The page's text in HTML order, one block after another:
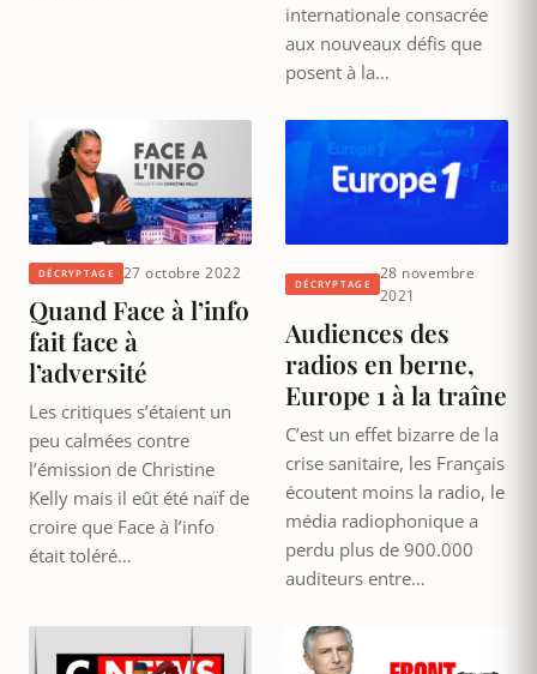
internationale consacrée
aux nouveaux défis que
posent à la…
DÉCRYPTAGE 27 octobre 2022
Quand Face à l’info
fait face à
l’adversité
Les critiques s’étaient un
peu calmées contre
l’émission de Christine
Kelly mais il eût été naïf de
croire que Face à l’info
était toléré…
DÉCRYPTAGE
28 novembre
2021
Audiences des
radios en berne,
Europe 1 à la traîne
C’est un effet bizarre de la
crise sanitaire, les Français
écoutent moins la radio, le
média radiophonique a
perdu plus de 900.000
auditeurs entre…